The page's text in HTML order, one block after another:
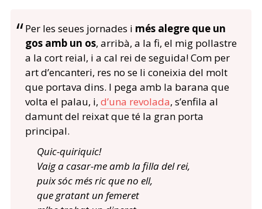
Per les seues jornades i més alegre que un
gos amb un os, arribà, a la fi, el mig pollastre
a la cort reial, i a cal rei de seguida! Com per
art d’encanteri, res no se li coneixia del molt
que portava dins. I pega amb la barana que
volta el palau, i, d’una revolada, s’enfila al
damunt del reixat que té la gran porta
principal.
Quic-quiriquic!
Vaig a casar-me amb la filla del rei,
puix sóc més ric que no ell,
que gratant un femeret